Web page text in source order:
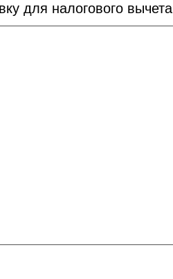
для налогового вычета